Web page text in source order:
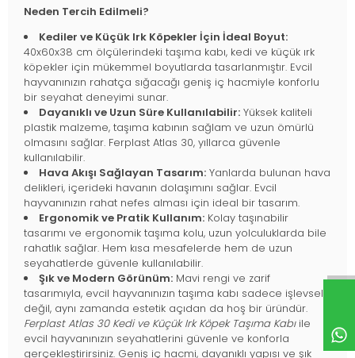
Neden Tercih Edilmeli?
Kediler ve Küçük Irk Köpekler İçin İdeal Boyut:
40x60x38 cm ölçülerindeki taşıma kabı, kedi ve küçük ırk
köpekler için mükemmel boyutlarda tasarlanmıştır. Evcil
hayvanınızın rahatça sığacağı geniş iç hacmiyle konforlu
bir seyahat deneyimi sunar.
Dayanıklı ve Uzun Süre Kullanılabilir: Yüksek kaliteli
plastik malzeme, taşıma kabının sağlam ve uzun ömürlü
olmasını sağlar. Ferplast Atlas 30, yıllarca güvenle
kullanılabilir.
Hava Akışı Sağlayan Tasarım: Yanlarda bulunan hava
delikleri, içerideki havanın dolaşımını sağlar. Evcil
hayvanınızın rahat nefes alması için ideal bir tasarım.
Ergonomik ve Pratik Kullanım: Kolay taşınabilir
tasarımı ve ergonomik taşıma kolu, uzun yolculuklarda bile
rahatlık sağlar. Hem kısa mesafelerde hem de uzun
seyahatlerde güvenle kullanılabilir.
Şık ve Modern Görünüm: Mavi rengi ve zarif
tasarımıyla, evcil hayvanınızın taşıma kabı sadece işlevsel
değil, aynı zamanda estetik açıdan da hoş bir üründür.
Ferplast Atlas 30 Kedi ve Küçük Irk Köpek Taşıma Kabıile
evcil hayvanınızın seyahatlerini güvenle ve konforla
gerçekleştirirsiniz. Geniş iç hacmi, dayanıklı yapısı ve şık